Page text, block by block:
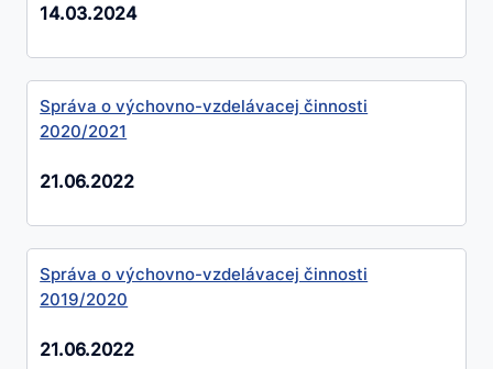
14.03.2024
Správa o výchovno-vzdelávacej činnosti
2020/2021
21.06.2022
Správa o výchovno-vzdelávacej činnosti
2019/2020
21.06.2022